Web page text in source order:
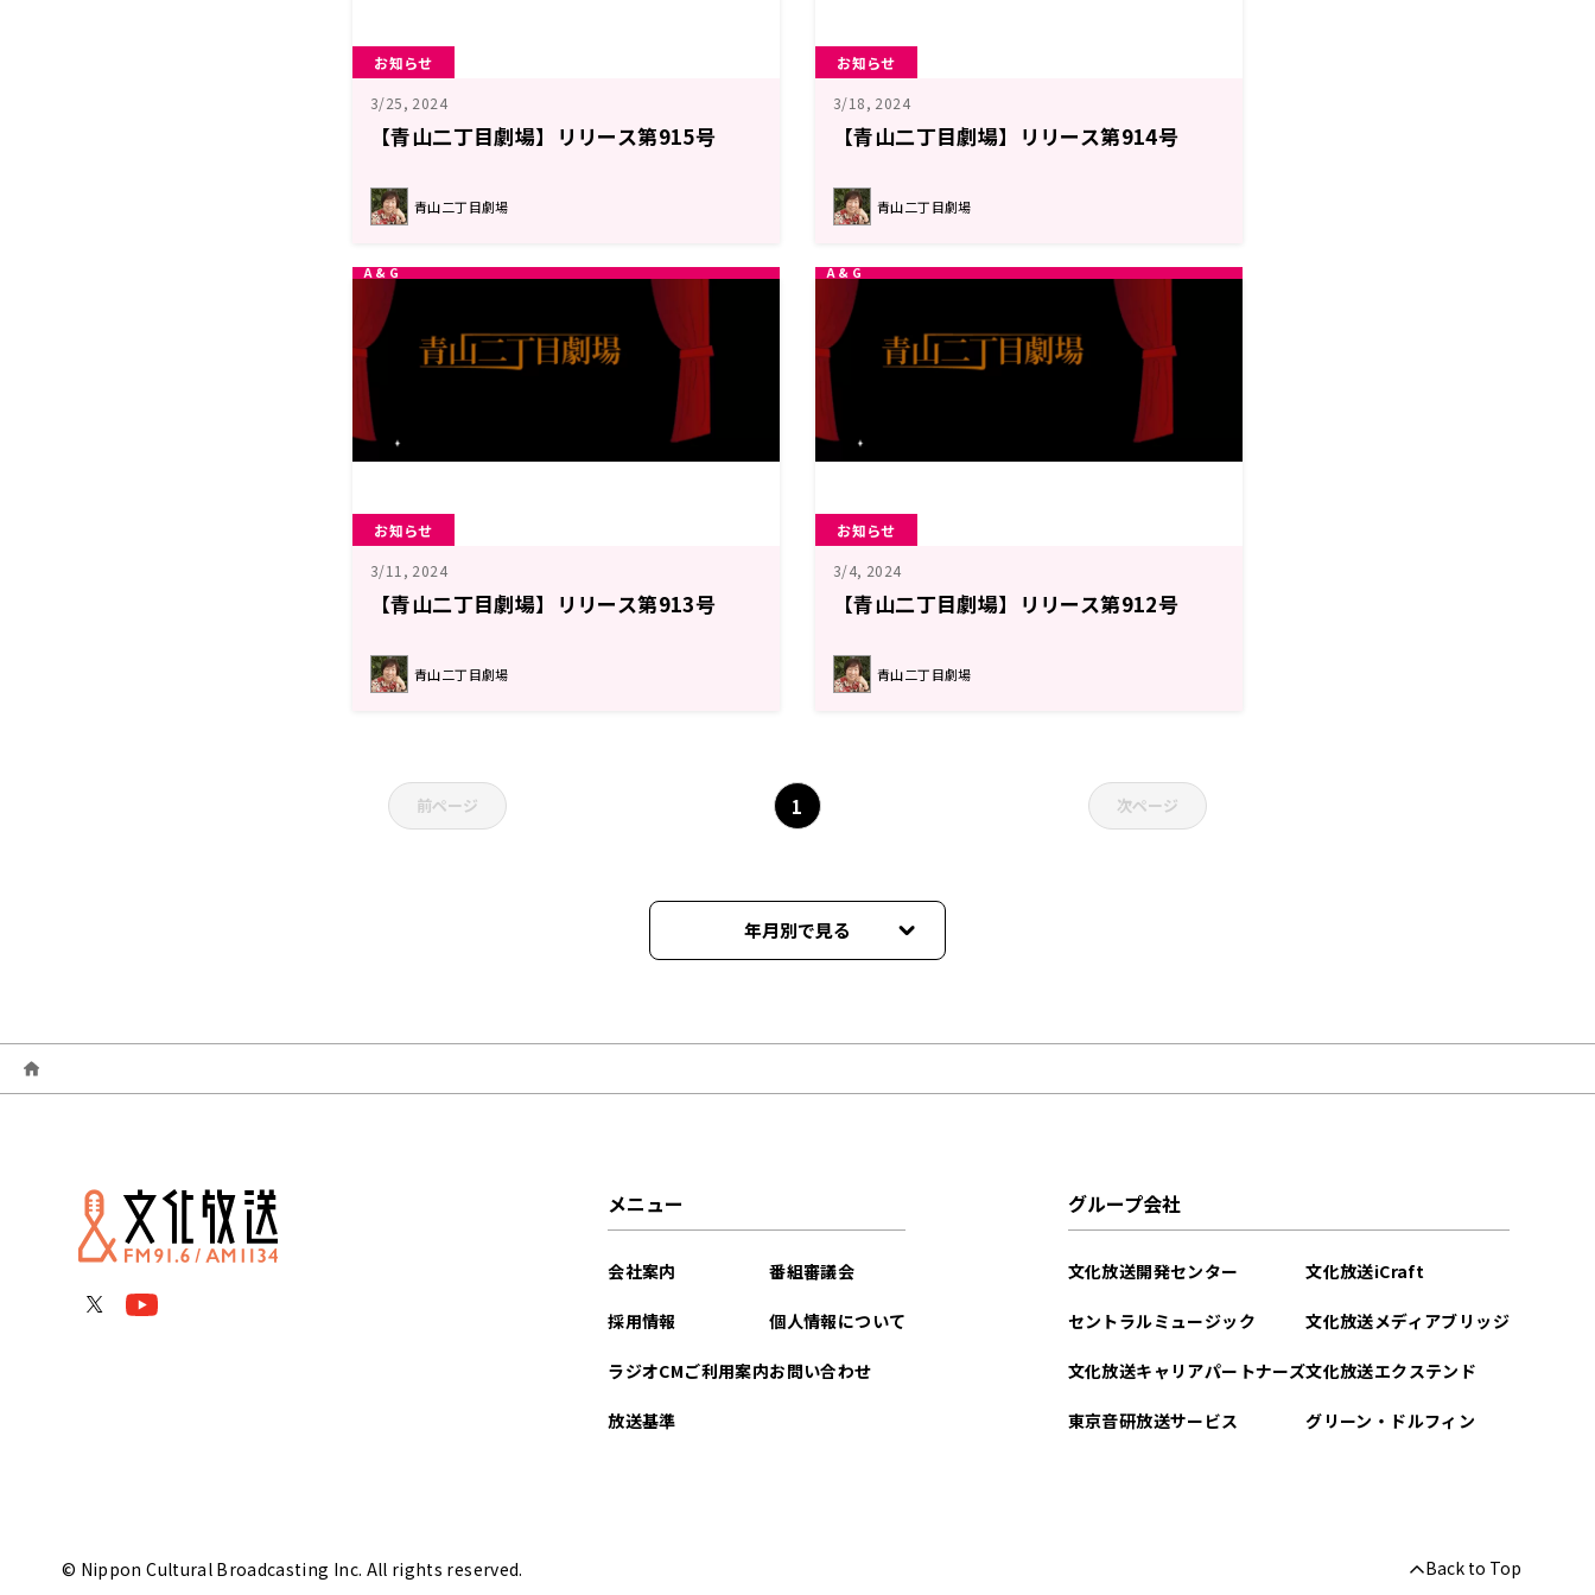
お知らせ
3/25, 2024
【青山二丁目劇場】リリース第915号
青山二丁目劇場
お知らせ
3/18, 2024
【青山二丁目劇場】リリース第914号
青山二丁目劇場
お知らせ
3/11, 2024
【青山二丁目劇場】リリース第913号
青山二丁目劇場
お知らせ
3/4, 2024
【青山二丁目劇場】リリース第912号
青山二丁目劇場
前ページ 1 次ページ
年月別で見る
2026年02月
2026年01月
メニュー
会社案内
採用情報
ラジオCMご利用案内
放送基準
番組審議会
個人情報について
お問い合わせ
グループ会社
文化放送開発センター
セントラルミュージック
文化放送キャリアパートナーズ
東京音研放送サービス
文化放送iCraft
文化放送メディアブリッジ
文化放送エクステンド
グリーン・ドルフィン
© Nippon Cultural Broadcasting Inc. All rights reserved. Back to Top